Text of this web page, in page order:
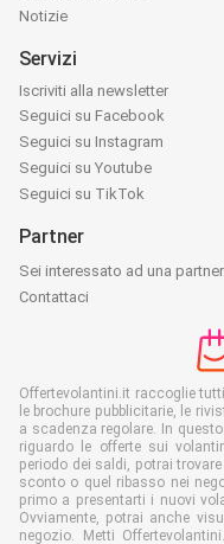
Notizie
Servizi
Iscriviti alla newsletter
Seguici su Facebook
Seguici su Instagram
Seguici su Youtube
Seguici su TikTok
Partner
Sei interessato ad una
Contattaci
Offertevolantini.it raccoglie
le brochure pubblicitarie, le
a scadenza regolare. In
riguardo le offerte sui
periodo dei saldi, potrai
sconto o quel ribasso nei
primo a presentarti i nuovi
Ovviamente, potrai anche
negozio. Metti